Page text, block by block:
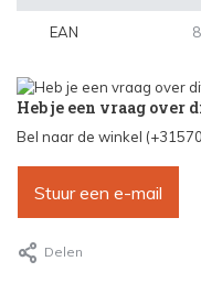
EAN
Heb je een vraag over
Bel naar de winkel
Stuur een e-mail
Delen